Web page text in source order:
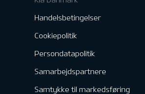
Handelsbetingelser
Cookiepolitik
Persondatapolitik
Samarbejdspartnere
Samtykke til markedsføring